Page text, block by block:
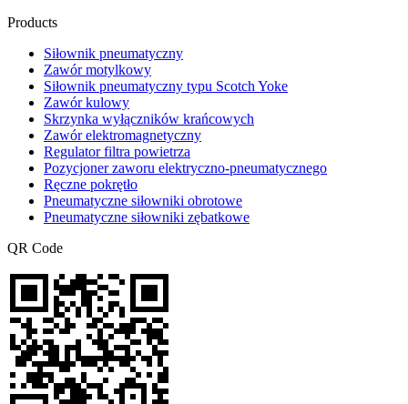
Products
Siłownik pneumatyczny
Zawór motylkowy
Siłownik pneumatyczny typu Scotch Yoke
Zawór kulowy
Skrzynka wyłączników krańcowych
Zawór elektromagnetyczny
Regulator filtra powietrza
Pozycjoner zaworu elektryczno-pneumatycznego
Ręczne pokrętło
Pneumatyczne siłowniki obrotowe
Pneumatyczne siłowniki zębatkowe
QR Code